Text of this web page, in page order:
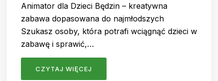
Animator dla Dzieci Będzin – kreatywna
zabawa dopasowana do najmłodszych
Szukasz osoby, która potrafi wciągnąć dzieci w
zabawę i sprawić,…
CZYTAJ WIĘCEJ